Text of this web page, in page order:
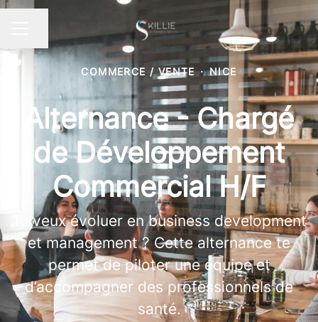
MENU CARRIÈRE
Partager la page
COMMERCE / VENTE · NICE
Alternance - Chargé
de Développement
Commercial H/F
Tu veux évoluer en business development
et management ? Cette alternance te
permet de piloter une équipe et
d’accompagner des professionnels de
santé.